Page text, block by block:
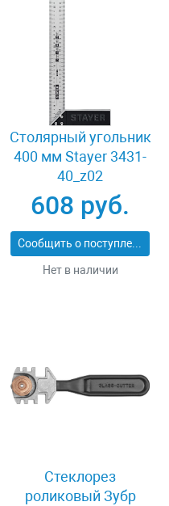
Столярный угольник
400 мм Stayer 3431-
40_z02
608 руб.
Сообщить о поступлении
Нет в наличии
Стеклорез
роликовый Зубр